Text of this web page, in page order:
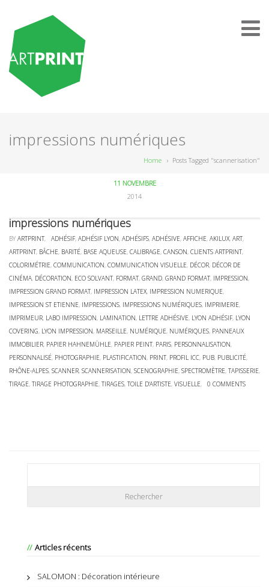
impressions numériques
Home › Posts Tagged "scannerisation"
11 NOVEMBRE
2014
impressions numériques
BY ARTPRINT, ADHÉSIF, ADHÉSIF LYON, ADHÉSIFS, ADHÉSIVE, AFFICHE, AKILUX, ART,
ARTPRINT, BÂCHE, BARITÉ, BASE AQUEUSE, CALIBRAGE, CANSON, CLIENTS ARTPRINT,
COLORIMÉTRIE, COMMUNICATION, COMMUNICATION VISUELLE, DÉCOR, DÉCOR DE
CINÉMA, DÉCORATION, ECO SOLVANT, FORMAT, GRAND, GRAND FORMAT, IMPRESSION,
IMPRESSION GRAND FORMAT, IMPRESSION LATEX, IMPRESSION NUMERIQUE,
IMPRESSION ST ETIENNE, IMPRESSIONS, IMPRESSIONS NUMÉRIQUES, IMPRIMERIE,
IMPRIMEUR, LABO IMPRESSION, LAMINATION, LETTRE ADHÉSIVE, LYON ADHÉSIF, LYON
COVERING, LYON IMPRESSION, MARSEILLE, NUMÉRIQUE, NUMÉRIQUES, PANNEAUX
IMMOBILIER, PAPIER HAHNEMÜHLE, PAPIER PEINT, PARIS, PERSONNALISATION,
PERSONNALISÉ, PHOTOGRAPHIE, PLASTIFICATION, PRINT, PROFIL ICC, PUB, PUBLICITÉ,
RHÔNE-ALPES, SCANNER, SCANNERISATION, SCENOGRAPHIE, SPECTROMÈTRE, TAPISSERIE,
TIRAGE, TIRAGE PHOTOGRAPHIE, TIRAGES, TOILE D'ARTISTE, VISUELLE, 0 COMMENTS
Articles récents
SALOMON : Décoration intérieure